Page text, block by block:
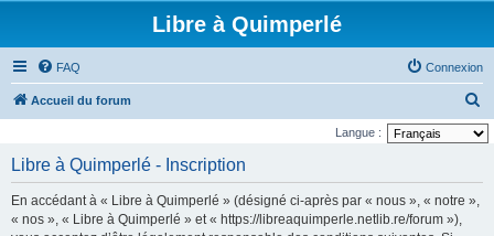
Libre à Quimperlé
FAQ Connexion
Accueil du forum
e
Langue :
Libre à Quimperlé - Inscription
En accédant à « Libre à Quimperlé » (désigné ci-après par « nous », « notre »,
« nos », « Libre à Quimperlé » et « https://libreaquimperle.netlib.re/forum »),